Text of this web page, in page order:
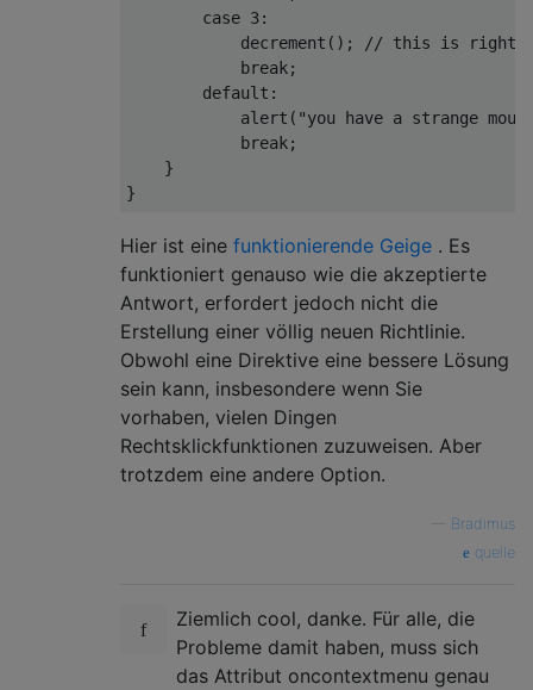
case 3:
            decrement();
// this is right
break;
default :
            alert(
"you have a strange
break;
    }
Hier ist eine funktionierende Geige . Es
funktioniert genauso wie die akzeptierte
Antwort, erfordert jedoch nicht die
Erstellung einer völlig neuen Richtlinie.
Obwohl eine Direktive eine bessere Lösung
sein kann, insbesondere wenn Sie
vorhaben, vielen Dingen
Rechtsklickfunktionen zuzuweisen. Aber
trotzdem eine andere Option.
Bradimus
quelle
Ziemlich cool, danke. Für alle, die
Probleme damit haben, muss sich
das Attribut oncontextmenu genau